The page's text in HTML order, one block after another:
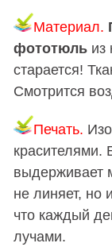
Материал.
фототюль из
старается!
Смотрится
Печать.
красителями.
выдерживает
не линяет, но
что каждый
лучами.